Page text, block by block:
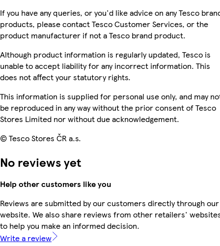
If you have any queries, or you'd like advice on any Tesco
products, please contact Tesco Customer Services, or the
product manufacturer if not a Tesco brand product.
Although product information is regularly updated, Tesco is
unable to accept liability for any incorrect information. This
does not affect your statutory rights.
This information is supplied for personal use only, and may
be reproduced in any way without the prior consent of Tesco
Stores Limited nor without due acknowledgement.
© Tesco Stores ČR a.s.
No reviews yet
Help other customers like you
Reviews are submitted by our customers directly through our
website. We also share reviews from other retailers'
to help you make an informed decision.
Write a review